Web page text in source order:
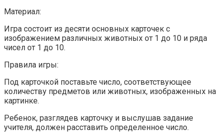
Материал:
Игра состоит из десяти основных карточек с
изображением различных животных от 1 до 10 и ряда
чисел от 1 до 10.
Правила игры:
Под карточкой поставьте число, соответствующее
количеству предметов или животных, изображенных на
картинке.
Ребенок, разглядев карточку и выслушав задание
учителя, должен расставить определенное число.